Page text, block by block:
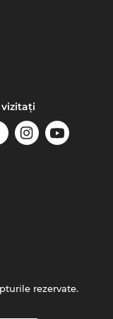
vizitați
rezervate.